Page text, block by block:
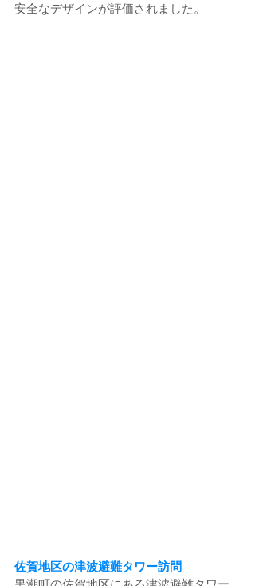
安全なデザインが評価されました。
佐賀地区の津波避難タワー訪問